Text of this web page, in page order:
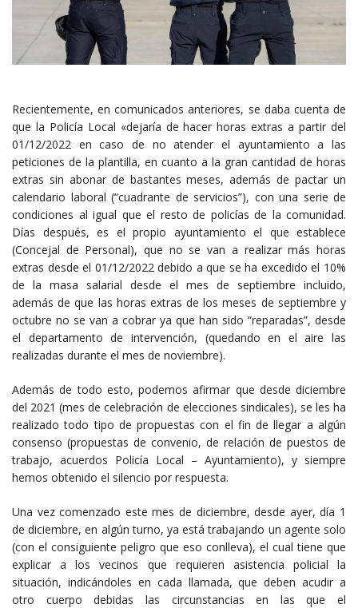
Recientemente, en comunicados anteriores, se daba cuenta de
que la Policía Local «dejaría de hacer horas extras a partir del
01/12/2022 en caso de no atender el ayuntamiento a las
peticiones de la plantilla, en cuanto a la gran cantidad de horas
extras sin abonar de bastantes meses, además de pactar un
calendario laboral (“cuadrante de servicios”), con una serie de
condiciones al igual que el resto de policías de la comunidad.
Días después, es el propio ayuntamiento el que establece
(Concejal de Personal), que no se van a realizar más horas
extras desde el 01/12/2022 debido a que se ha excedido el 10%
de la masa salarial desde el mes de septiembre incluido,
además de que las horas extras de los meses de septiembre y
octubre no se van a cobrar ya que han sido “reparadas”, desde
el departamento de intervención, (quedando en el aire las
realizadas durante el mes de noviembre).
Además de todo esto, podemos afirmar que desde diciembre
del 2021 (mes de celebración de elecciones sindicales), se les ha
realizado todo tipo de propuestas con el fin de llegar a algún
consenso (propuestas de convenio, de relación de puestos de
trabajo, acuerdos Policía Local – Ayuntamiento), y siempre
hemos obtenido el silencio por respuesta.
Una vez comenzado este mes de diciembre, desde ayer, día 1
de diciembre, en algún turno, ya está trabajando un agente solo
(con el consiguiente peligro que eso conlleva), el cual tiene que
explicar a los vecinos que requieren asistencia policial la
situación, indicándoles en cada llamada, que deben acudir a
otro cuerpo debidas las circunstancias en las que el